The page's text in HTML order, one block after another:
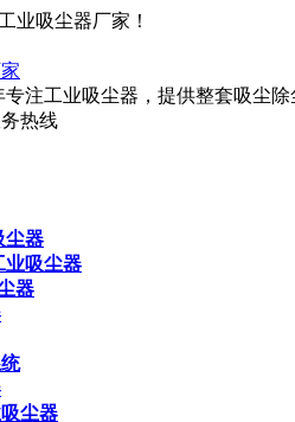
业吸尘器厂家！
专注工业吸尘器，提供整套吸尘
尘器
业吸尘器
器
尘器